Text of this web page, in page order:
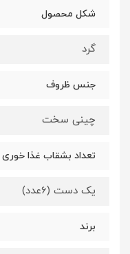
شکل محصول
گرد
جنس ظروف
چینی سخت
تعداد بشقاب غذا خوری
یک دست (6عدد)
برند